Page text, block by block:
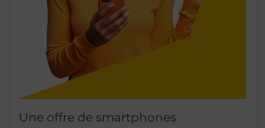
Une offre de smartphones